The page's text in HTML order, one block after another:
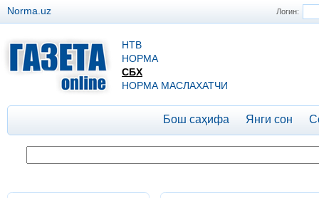
Логин:
Norma.uz
НТВ
НОРМА
СБХ
НОРМА МАСЛАХАТЧИ
Бош саҳифа Янги сон